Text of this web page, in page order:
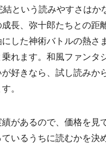
という読みやすさはか
長、弥十郎たちとの距
にした神術バトルの熱さ
れます。和風ファンタ
好きなら、試し読みか
。
があるので、価格を見
いるうちに読むかを決